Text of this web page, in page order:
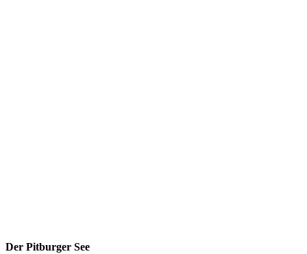
Der Pitburger See